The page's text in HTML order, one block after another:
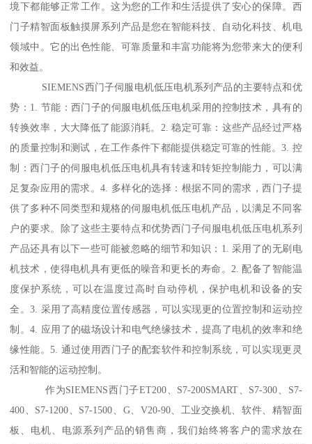
境下都能够正常工作。这为您的工作和生活提供了安心的保障。西
门子精智面板触摸屏系列产品是您在智能科技、自动化科技、机电
领域中。它的出色性能、可靠质量和丰富功能将为您带来大的便利
和效益。
SIEMENS西门子伺服电机低压电机系列产品的主要特点和优
势：1. 节能：西门子的伺服电机低压电机采用的控制技术，具有的
转换效率，大大降低了能源消耗。2. 稳定可靠：这些产品经过严格
的质量控制和测试，在工作条件下都能提供稳定可靠的性能。3. 控
制：西门子的伺服电机低压电机具有转速和转矩控制能力，可以满
足复杂应用的需求。4. 多样化的选择：根据不同的需求，西门子提
供了多种不同类型和规格的伺服电机低压电机产品，以满足不同客
户的要求。除了这些主要特点和优势西门子伺服电机低压电机系列
产品还具有以下一些可能被忽略的细节和知识：1. 采用了的无刷电
机技术，使得电机具有更低的噪音和更长的寿命。2. 配备了智能温
度保护系统，可以在温度过高时自动停机，保护电机和设备的安
全。3. 采用了高精度位置传感器，可以实现更的位置控制和运动控
制。4. 应用了的磁场设计和电气绝缘技术，提髙了电机的效率和绝
缘性能。5. 通过使用西门子的配套软件和控制系统，可以实现更灵
活和智能的运动控制。
作为SIEMENS西门子ET200、S7-200SMART、S7-300、S7-
400、S7-1200、S7-1500、G、V20-90、工业交换机、软件、精智面
板、电机、电源系列产品的销售商，我们始终将客户的需求放在